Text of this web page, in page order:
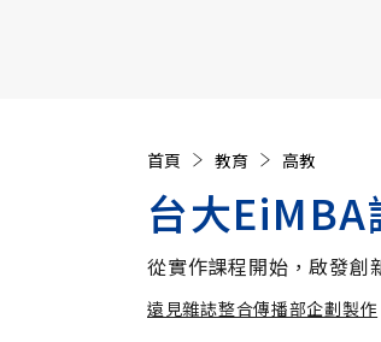
首頁 教育 高教
台大
從實作課程開始，啟發創
遠見雜誌整合傳播部企劃製作